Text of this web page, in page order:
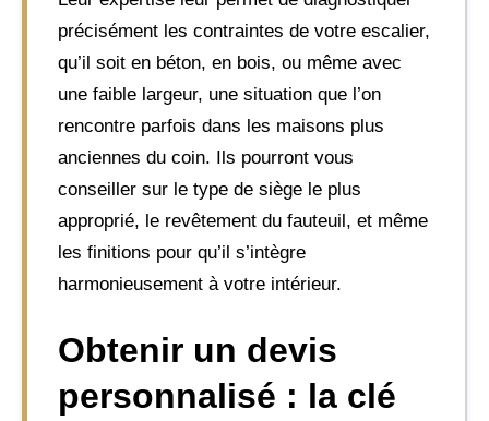
précisément les contraintes de votre escalier,
qu’il soit en béton, en bois, ou même avec
une faible largeur, une situation que l’on
rencontre parfois dans les maisons plus
anciennes du coin. Ils pourront vous
conseiller sur le type de siège le plus
approprié, le revêtement du fauteuil, et même
les finitions pour qu’il s’intègre
harmonieusement à votre intérieur.
Obtenir un devis
personnalisé : la clé